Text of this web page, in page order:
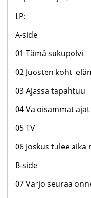
LP:
A-side
01 Tämä sukupolvi
02 Juosten kohti
03 Ajassa tapahtuu
04 Valoisammat ajat
05 TV
06 Joskus tulee aika
B-side
07 Varjo seuraa